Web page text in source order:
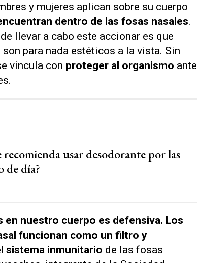
y mujeres aplican sobre su cuerpo
dentro de las fosas nasales.
llevar a cabo este accionar es que
para nada estéticos a la vista. Sin
vincula con proteger al organismo ante
recomienda usar desodorante por las
de día?
en nuestro cuerpo es defensiva. Los
funcionan como un filtro y
sistema inmunitario de las fosas